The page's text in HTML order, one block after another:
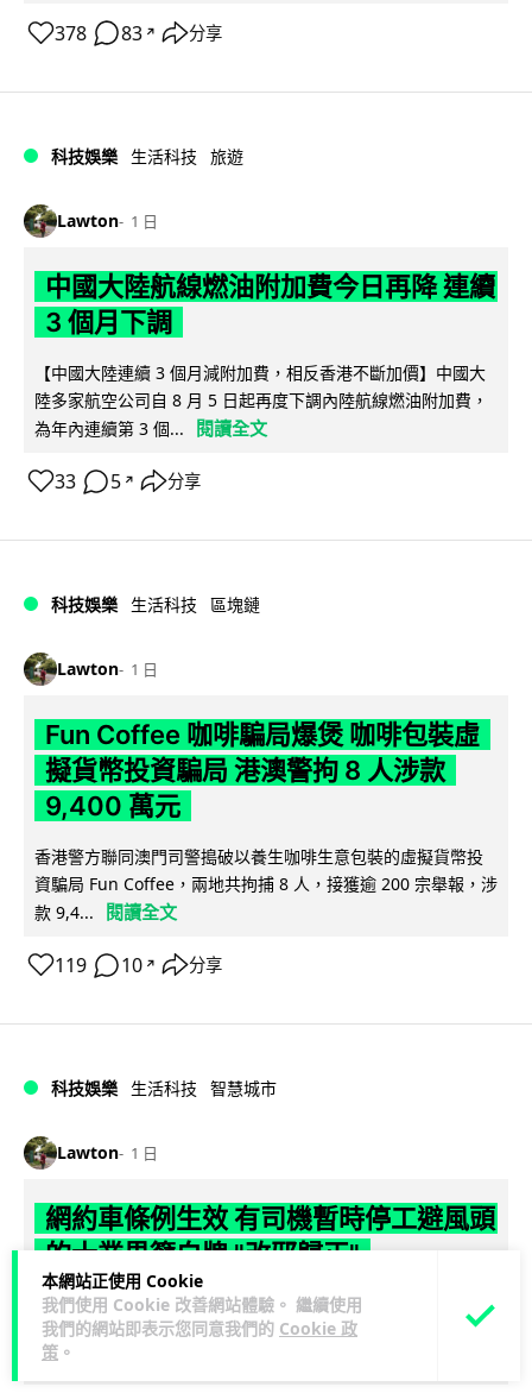
本網站正使用 Cookie
我們使用 Cookie 改善網站體驗。 繼續使用
我們的網站即表示您同意我們的 Cookie 政
策 。
378 83 ↗ 分享
科技娛樂 生活科技 旅遊
Lawton 1 日
中國大陸航線燃油附加費今日再降 連續
3 個月下調
【中國大陸連續 3 個月減附加費，相反香港不斷加價】中國大
陸多家航空公司自 8 月 5 日起再度下調內陸航線燃油附加費，
為年內連續第 3 個...
閱讀全文
33 5 ↗ 分享
科技娛樂 生活科技 區塊鏈
Lawton 1 日
Fun Coffee 咖啡騙局爆煲 咖啡包裝虛
擬貨幣投資騙局 港澳警拘 8 人涉款
9,400 萬元
香港警方聯同澳門司警搗破以養生咖啡生意包裝的虛擬貨幣投
資騙局 Fun Coffee，兩地共拘捕 8 人，接獲逾 200 宗舉報，涉
款 9,4...
閱讀全文
119 10 ↗ 分享
科技娛樂 生活科技 智慧城市
Lawton 1 日
網約車條例生效 有司機暫時停工避風頭
的士業界籲白牌 "改邪歸正"
規管網約車法例大部分條文已於 8 月 3 日生效，的士業界就期
望白牌車司機，能夠「改邪歸正」回流駕駛的士。新例大幅提
高罰則，首次定罪最高罰款...